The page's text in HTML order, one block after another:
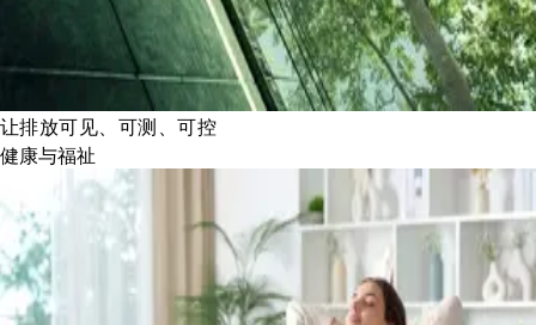
让排放可见、可测、可控
健康与福祉